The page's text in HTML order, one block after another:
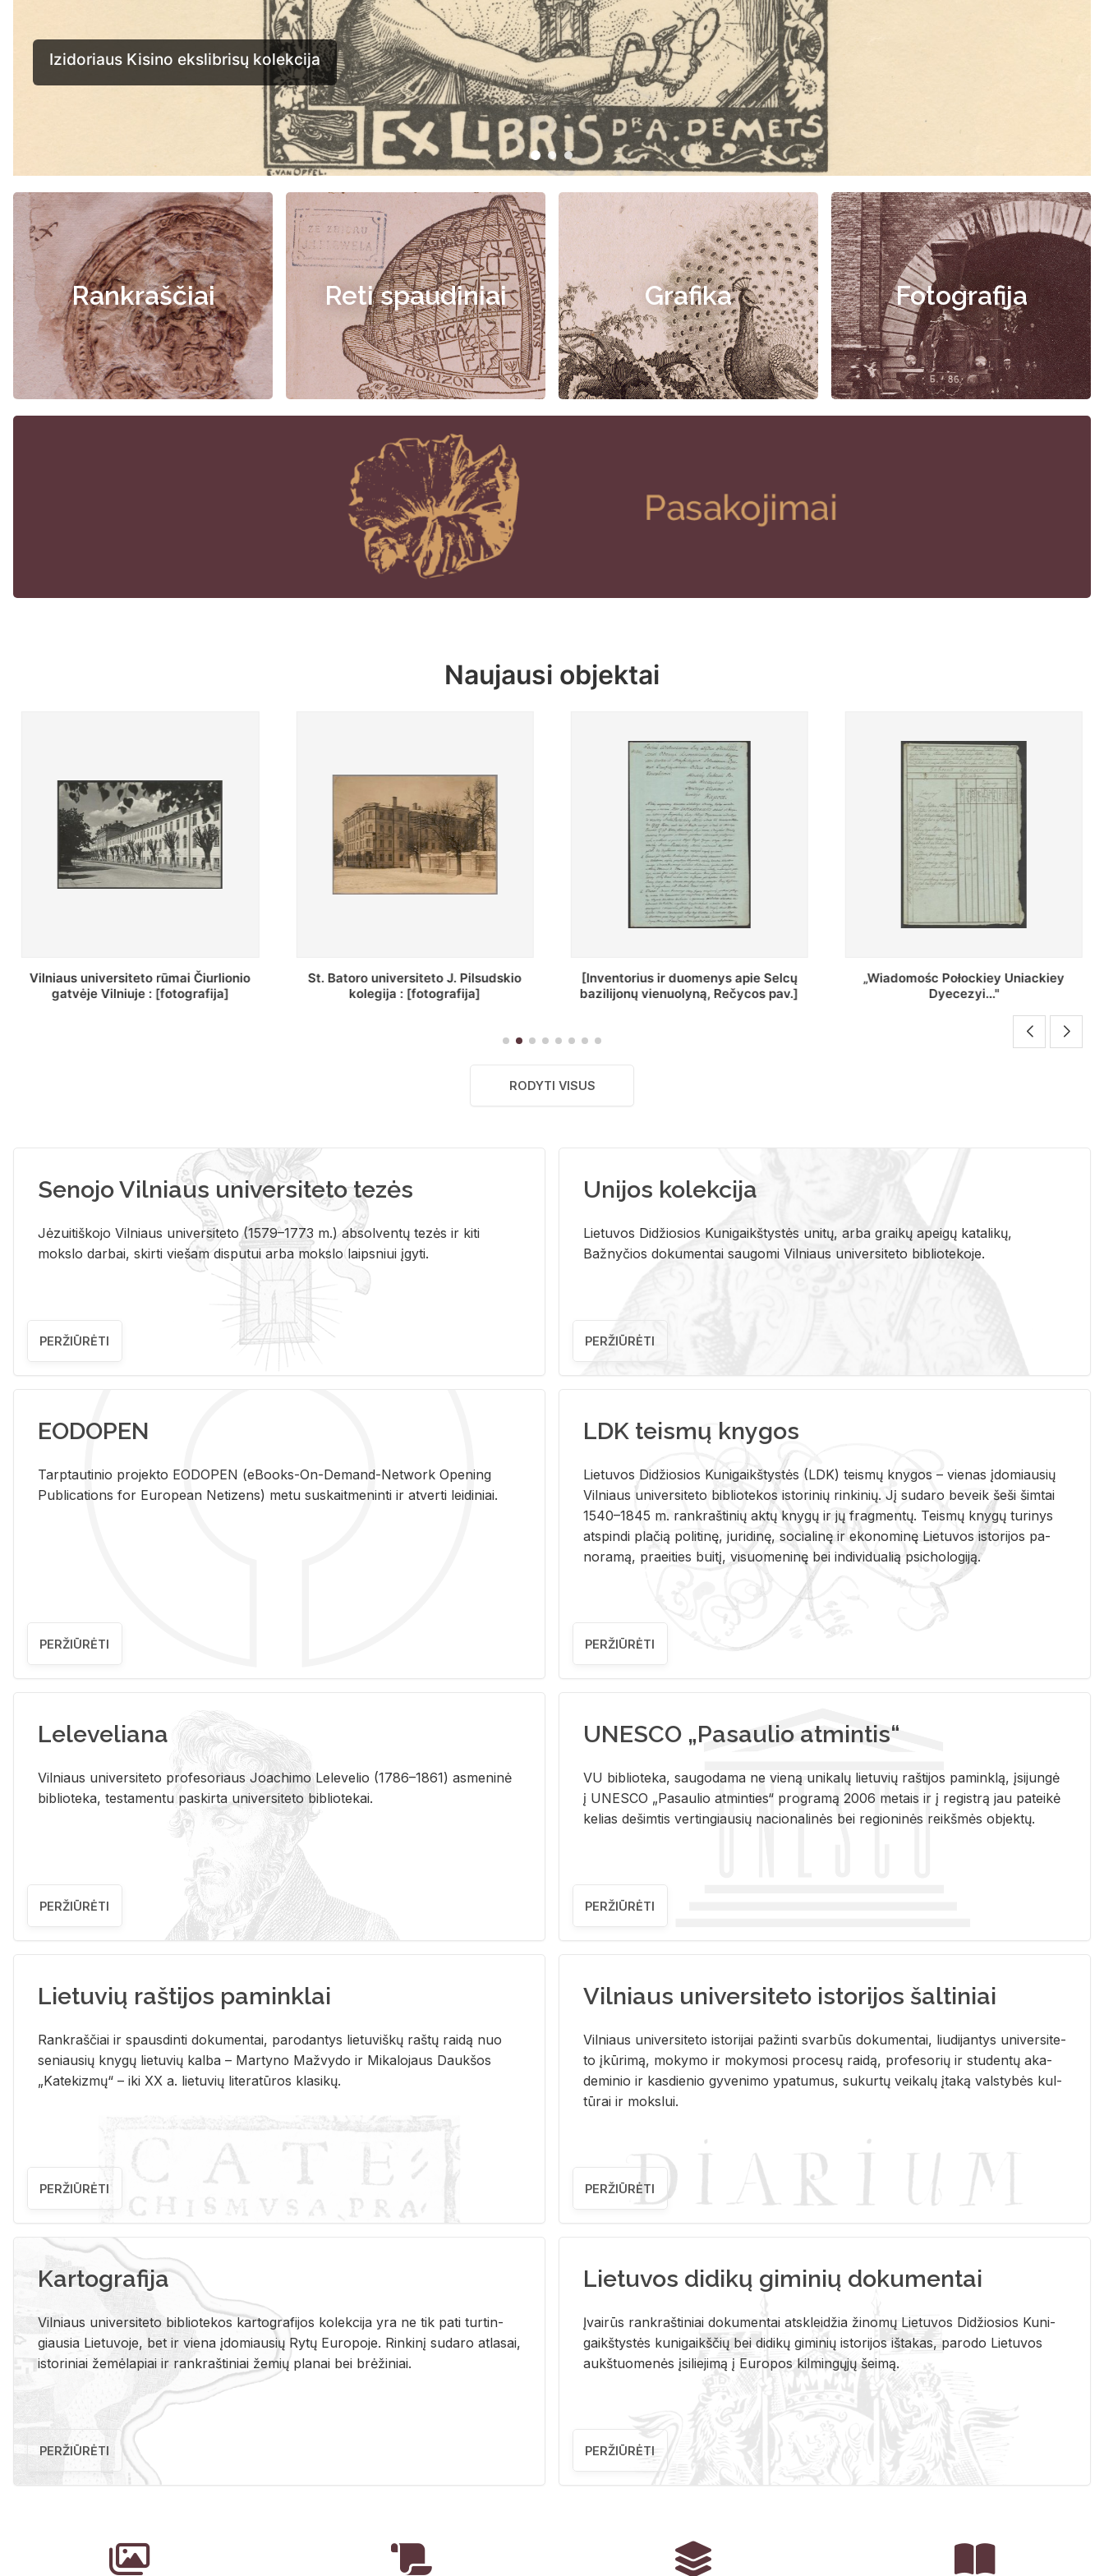
Rankraščiai Reti spaudiniai Grafika Fotografija
Naujausi objektai
St. Batoro universiteto J. Pilsudskio
kolegija : [fotografija]
[Inventorius ir duomenys apie Selcų
bazilijonų vienuolyną, Rečycos pav.]
„Wiadomośc Połockiey Uniackiey
Dyecezyi..."
Regestr Parochow Dekanatu
Brzeskiego
RODYTI VISUS
Senojo Vilniaus universiteto tezės
Jėzuitiškojo Vilniaus universiteto (1579–1773 m.) absolventų tezės ir kiti
mokslo darbai, skirti viešam disputui arba mokslo laipsniui įgyti.
PERŽIŪRĖTI
Unijos kolekcija
Lietuvos Didžiosios Kunigaikštystės unitų, arba graikų apeigų katalikų,
Bažnyčios dokumentai saugomi Vilniaus universiteto bibliotekoje.
PERŽIŪRĖTI
EODOPEN
Tarp­tau­ti­nio pro­jek­to EO­DO­PEN (eBo­oks-On-De­mand-Ne­twork Ope­ning
Pub­li­ca­tions for Eu­ro­pe­an Ne­ti­zens) metu su­skait­me­nin­ti ir at­ver­ti lei­di­niai.
PERŽIŪRĖTI
LDK teismų knygos
Lie­tu­vos Di­džio­sios Ku­ni­gaikš­tys­tės (LDK) teis­mų kny­gos – vie­nas įdo­miau­sių
Vil­niaus uni­ver­si­te­to bi­b­lio­te­kos is­to­ri­nių rin­ki­nių. Jį su­da­ro be­veik šeši šim­tai
1540–1845 m. rank­raš­ti­nių aktų kny­gų ir jų frag­men­tų. Teis­mų kny­gų tu­ri­nys
at­spin­di pla­čią po­li­ti­nę, ju­ri­di­nę, so­cia­li­nę ir eko­no­mi­nę Lie­tu­vos is­to­ri­jos pa­
no­ra­mą, pra­ei­ties bui­tį, vi­suo­me­ni­nę bei in­di­vi­dua­lią psi­cho­lo­gi­ją.
PERŽIŪRĖTI
Leleveliana
Vil­niaus uni­ver­si­te­to pro­fe­so­riaus Jo­a­chi­mo Le­le­ve­lio (1786–1861) as­me­ni­nė
bi­b­lio­te­ka, te­sta­men­tu pa­skir­ta uni­ver­si­te­to bi­b­lio­te­kai.
PERŽIŪRĖTI
UNESCO „Pasaulio atmintis“
VU biblioteka, saugodama ne vieną unikalų lietuvių raštijos paminklą, įsijungė
į UNESCO „Pasaulio atminties“ programą 2006 metais ir į registrą jau pateikė
kelias dešimtis vertingiausių nacionalinės bei regioninės reikšmės objektų.
PERŽIŪRĖTI
Lietuvių raštijos paminklai
Rank­raš­čiai ir spaus­din­ti do­ku­men­tai, pa­ro­dan­tys lie­tu­viš­kų raš­tų rai­dą nuo
se­niau­sių kny­gų lie­tu­vių kal­ba – Mar­ty­no Ma­žvy­do ir Mi­ka­lo­jaus Dauk­šos
„Ka­te­kiz­mų“ – iki XX a. lie­tu­vių li­te­ra­tū­ros kla­si­kų.
PERŽIŪRĖTI
Vilniaus universiteto istorijos šaltiniai
Vil­niaus uni­ver­si­te­to is­to­ri­jai pa­žin­ti svar­būs do­ku­men­tai, liu­di­jan­tys uni­ver­si­te­
to įkū­ri­mą, mo­ky­mo ir mo­ky­mo­si pro­ce­sų rai­dą, pro­fe­so­rių ir stu­den­tų aka­
de­mi­nio ir kas­die­nio gy­ve­ni­mo ypa­tu­mus, su­kur­tų vei­ka­lų įta­ką vals­ty­bės kul­
tū­rai ir moks­lui.
PERŽIŪRĖTI
Kartografija
Vil­niaus uni­ver­si­te­to bi­b­lio­te­kos kar­to­gra­fi­jos ko­lek­ci­ja yra ne tik pati tur­tin­
giau­sia Lie­tu­vo­je, bet ir vie­na įdo­miau­sių Rytų Eu­ro­po­je. Rin­ki­nį su­da­ro at­la­sai,
is­to­ri­niai že­mė­la­piai ir rank­raš­ti­niai že­mių pla­nai bei brė­ži­niai.
PERŽIŪRĖTI
Lietuvos didikų giminių dokumentai
Įvai­rūs rank­raš­ti­niai do­ku­men­tai at­sklei­džia ži­no­mų Lie­tu­vos Di­džio­sios Ku­ni­
gaikš­tys­tės ku­ni­gaikš­čių bei di­di­kų gi­mi­nių is­to­ri­jos iš­ta­kas, pa­ro­do Lie­tu­vos
aukš­tuo­me­nės įsi­lie­ji­mą į Eu­ro­pos kil­min­gų­jų šei­mą.
PERŽIŪRĖTI